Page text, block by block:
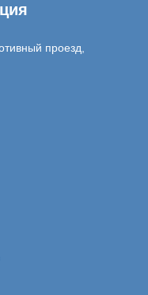
проезд,